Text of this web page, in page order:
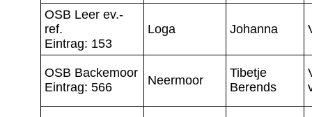
OSB Leer ev.-
ref.
Eintrag: 153
Loga Johanna
OSB Backemoor
Eintrag: 566
Neermoor
Tibetje
Berends